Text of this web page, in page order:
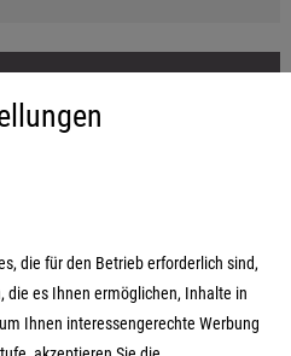
die für den Betrieb erforderlich sind,
es Ihnen ermöglichen, Inhalte in
Ihnen interessengerechte Werbung